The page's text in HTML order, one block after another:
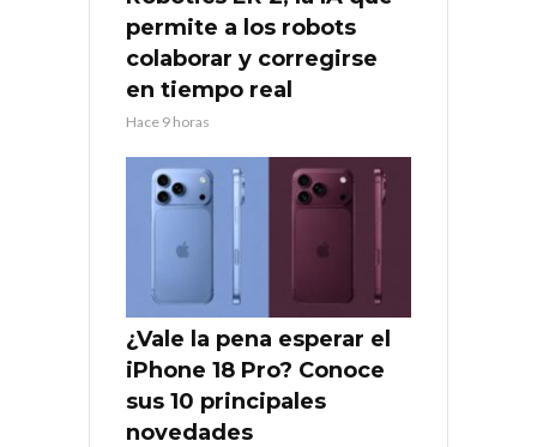
permite a los robots
colaborar y corregirse
en tiempo real
Hace 9 horas
¿Vale la pena esperar el
iPhone 18 Pro? Conoce
sus 10 principales
novedades